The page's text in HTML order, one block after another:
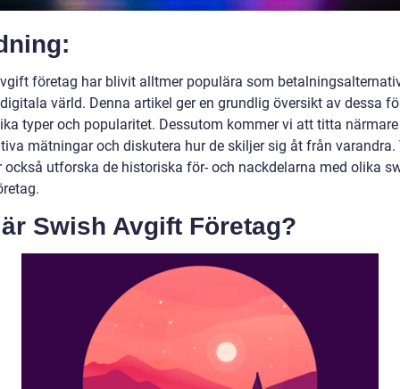
företag har blivit alltmer populära som
värld. Denna artikel ger en grundlig översikt av dessa
typer och popularitet. Dessutom kommer vi att titta
mätningar och diskutera hur de skiljer sig åt från varandra.
också utforska de historiska för- och nackdelarna med olika
Swish Avgift Företag?